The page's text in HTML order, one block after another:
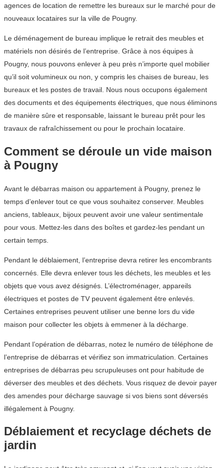
agences de location de remettre les bureaux sur le marché pour de
nouveaux locataires sur la ville de Pougny.
Le déménagement de bureau implique le retrait des meubles et
matériels non désirés de l’entreprise. Grâce à nos équipes à
Pougny, nous pouvons enlever à peu près n’importe quel mobilier
qu’il soit volumineux ou non, y compris les chaises de bureau, les
bureaux et les postes de travail. Nous nous occupons également
des documents et des équipements électriques, que nous éliminons
de manière sûre et responsable, laissant le bureau prêt pour les
travaux de rafraîchissement ou pour le prochain locataire.
Comment se déroule un vide maison
à Pougny
Avant le débarras maison ou appartement à Pougny, prenez le
temps d’enlever tout ce que vous souhaitez conserver. Meubles
anciens, tableaux, bijoux peuvent avoir une valeur sentimentale
pour vous. Mettez-les dans des boîtes et gardez-les pendant un
certain temps.
Pendant le déblaiement, l’entreprise devra retirer les encombrants
concernés. Elle devra enlever tous les déchets, les meubles et les
objets que vous avez désignés. L’électroménager, appareils
électriques et postes de TV peuvent également être enlevés.
Certaines entreprises peuvent utiliser une benne lors du vide
maison pour collecter les objets à emmener à la décharge.
Pendant l’opération de débarras, notez le numéro de téléphone de
l’entreprise de débarras et vérifiez son immatriculation. Certaines
entreprises de débarras peu scrupuleuses ont pour habitude de
déverser des meubles et des déchets. Vous risquez de devoir payer
des amendes pour décharge sauvage si vos biens sont déversés
illégalement à Pougny.
Déblaiement et recyclage déchets de
jardin